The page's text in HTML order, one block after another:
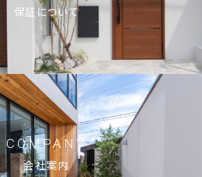
保証について
COMPANY
会社案内